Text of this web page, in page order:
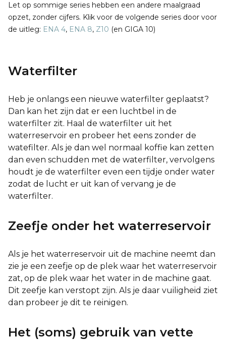
Let op sommige series hebben een andere maalgraad
opzet, zonder cijfers. Klik voor de volgende series door voor
de uitleg: ENA 4, ENA 8, Z10 (en GIGA 10)
Waterfilter
Heb je onlangs een nieuwe waterfilter geplaatst?
Dan kan het zijn dat er een luchtbel in de
waterfilter zit. Haal de waterfilter uit het
waterreservoir en probeer het eens zonder de
watefilter. Als je dan wel normaal koffie kan zetten
dan even schudden met de waterfilter, vervolgens
houdt je de waterfilter even een tijdje onder water
zodat de lucht er uit kan of vervang je de
waterfilter.
Zeefje onder het waterreservoir
Als je het waterreservoir uit de machine neemt dan
zie je een zeefje op de plek waar het waterreservoir
zat, op de plek waar het water in de machine gaat.
Dit zeefje kan verstopt zijn. Als je daar vuiligheid ziet
dan probeer je dit te reinigen.
Het (soms) gebruik van vette